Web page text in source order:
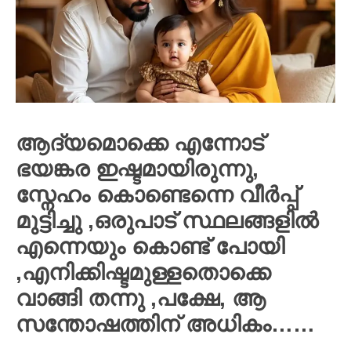
ആദ്യമൊക്കെ എന്നോട്
ഭയങ്കര ഇഷ്ടമായിരുന്നു,
സ്നേഹം കൊണ്ടെന്നെ വീർപ്പ്
മുട്ടിച്ചു ,ഒരുപാട് സ്ഥലങ്ങളിൽ
എന്നെയും കൊണ്ട് പോയി
,എനിക്കിഷ്ടമുള്ളതൊക്കെ
വാങ്ങി തന്നു ,പക്ഷേ, ആ
സന്തോഷത്തിന് അധികം……